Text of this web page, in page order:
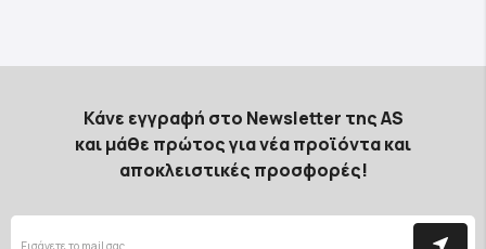
Κάνε εγγραφή στο Newsletter της AS
και μάθε πρώτος για νέα προϊόντα και
αποκλειστικές προσφορές!